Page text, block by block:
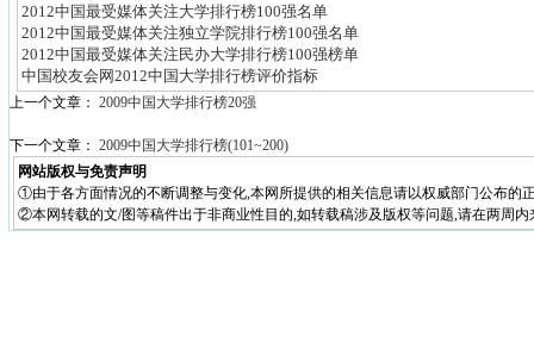
2012中国最受媒体关注大学排行榜100强名单
2012中国最受媒体关注独立学院排行榜100强名单
2012中国最受媒体关注民办大学排行榜100强榜单
中国校友会网2012中国大学排行榜评价指标
上一个文章： 2009中国大学排行榜20强
下一个文章： 2009中国大学排行榜(101~200)
网站版权与免责声明
①由于各方面情况的不断调整与变化,本网所提供的相关信息请以权威部门公布的
②本网转载的文/图等稿件出于非商业性目的,如转载稿涉及版权等问题,请在两周内